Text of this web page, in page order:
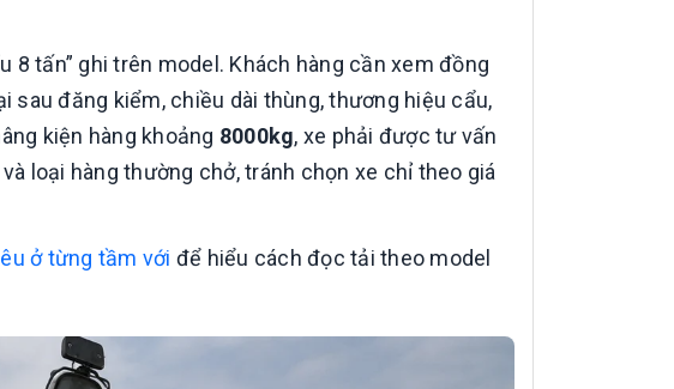
8 tấn” ghi trên model. Khách hàng cần xem đồng
sau đăng kiểm, chiều dài thùng, thương hiệu cẩu,
kiện hàng khoảng 8000kg, xe phải được tư vấn
loại hàng thường chở, tránh chọn xe chỉ theo giá
ở từng tầm với để hiểu cách đọc tải theo model